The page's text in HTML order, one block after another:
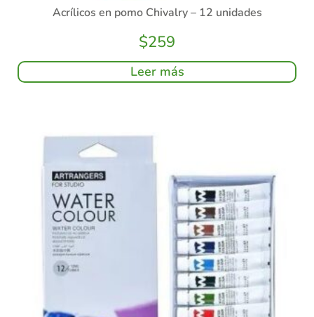
Acrílicos en pomo Chivalry – 12 unidades
$259
Leer más